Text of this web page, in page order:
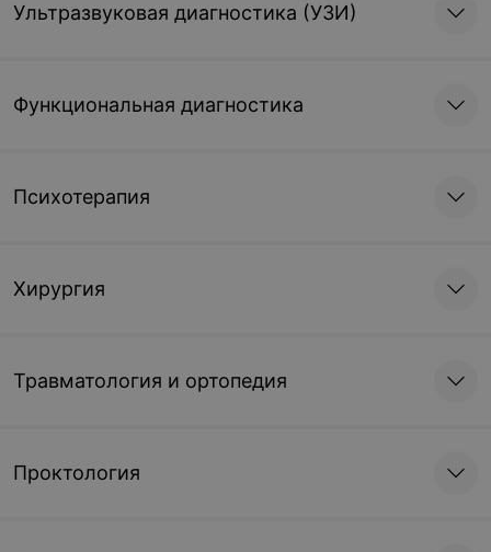
Ультразвуковая диагностика (УЗИ)
Функциональная диагностика
Психотерапия
Хирургия
Травматология и ортопедия
Проктология